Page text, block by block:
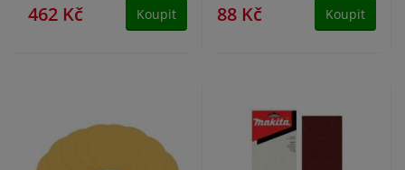
462 Kč Koupit 88 Kč Koupit